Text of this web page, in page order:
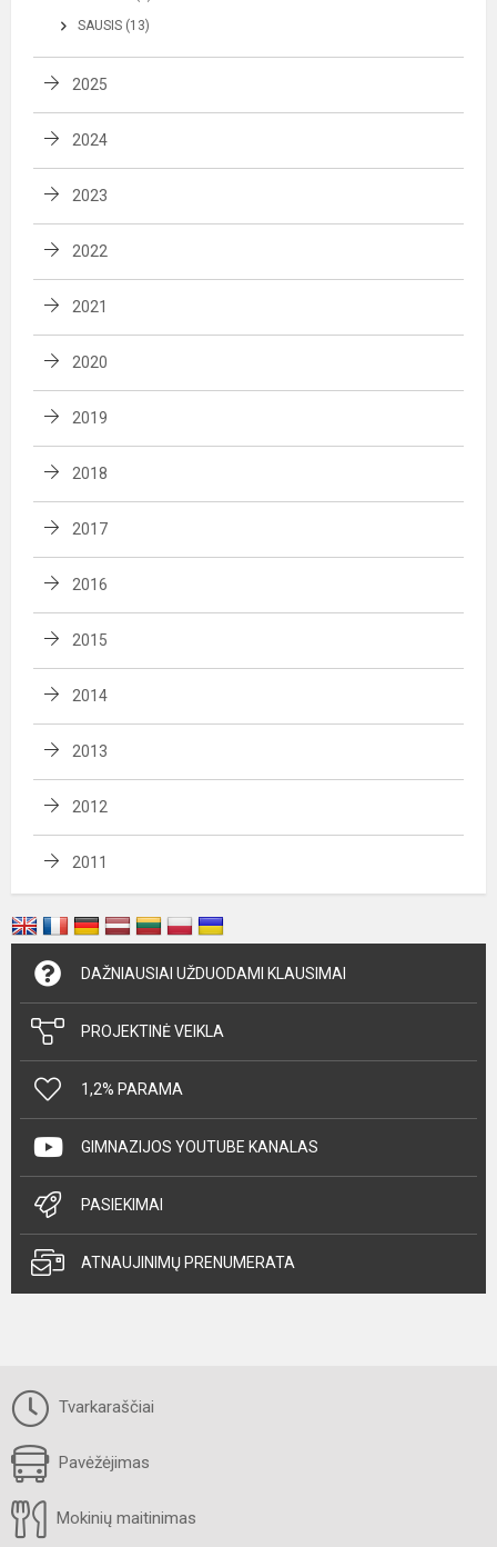
SAUSIS (13)
2025
2024
2023
2022
2021
2020
2019
2018
2017
2016
2015
2014
2013
2012
2011
DAŽNIAUSIAI UŽDUODAMI KLAUSIMAI
PROJEKTINĖ VEIKLA
1,2% PARAMA
GIMNAZIJOS YOUTUBE KANALAS
PASIEKIMAI
ATNAUJINIMŲ PRENUMERATA
Tvarkaraščiai
Pavėžėjimas
Mokinių maitinimas